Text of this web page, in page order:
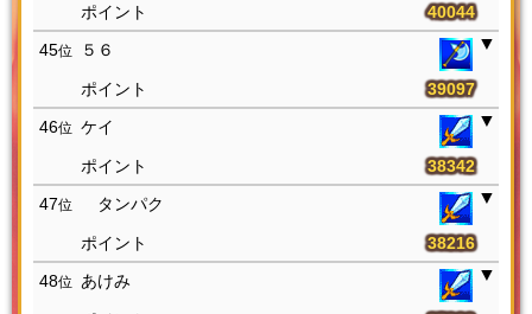
40044
45位 ５６
39097
46位 ケイ
38342
47位 タンパク
38216
48位 あけみ